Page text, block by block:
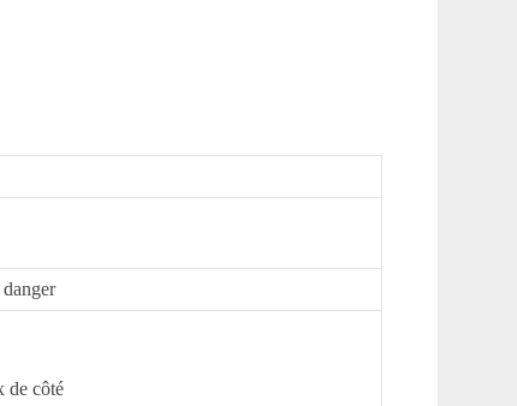
de côté